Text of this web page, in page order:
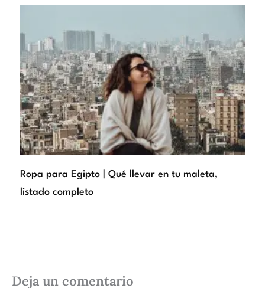
Ropa para Egipto | Qué llevar en tu maleta,
listado completo
Deja un comentario